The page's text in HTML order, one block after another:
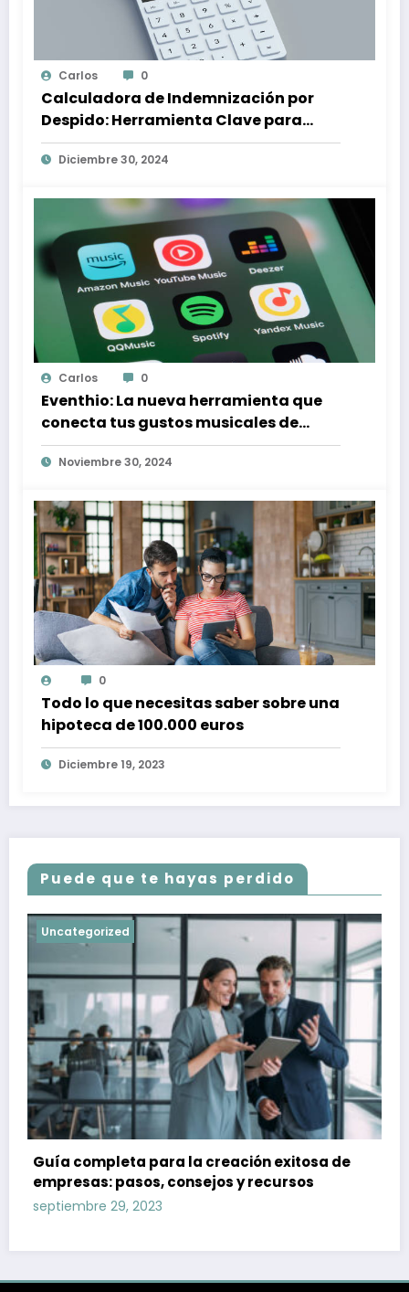
Carlos 0
Calculadora de Indemnización por
Despido: Herramienta Clave para
Proteger tus Derechos Laborales
Diciembre 30, 2024
Carlos 0
Eventhio: La nueva herramienta que
conecta tus gustos musicales de
Spotify con conciertos en tu zona
Noviembre 30, 2024
0
Todo lo que necesitas saber sobre una
hipoteca de 100.000 euros
Diciembre 19, 2023
Puede que te hayas perdido
Uncategorized
Guía completa para la creación exitosa de
empresas: pasos, consejos y recursos
septiembre 29, 2023